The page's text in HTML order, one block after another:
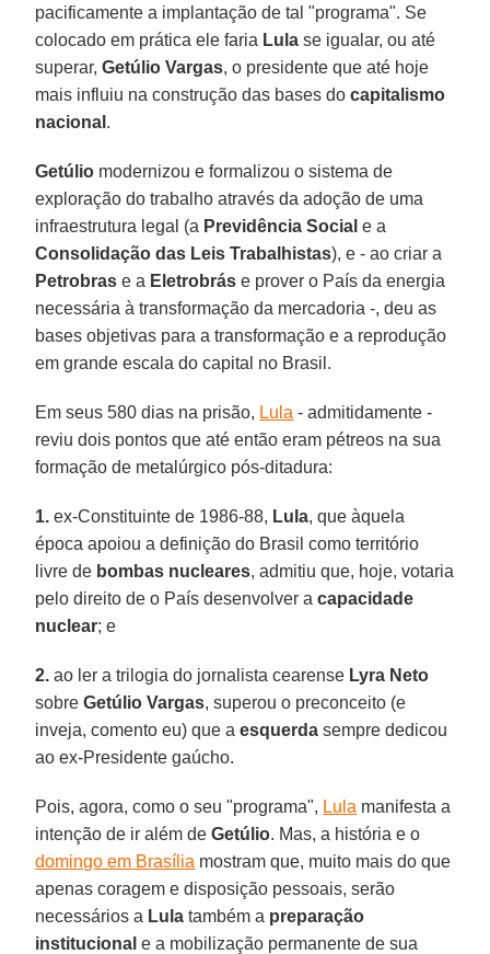
pacificamente a implantação de tal "programa". Se
colocado em prática ele faria Lula se igualar, ou até
superar,Getúlio Vargas, o presidente que até hoje
mais influiu na construção das bases docapitalismo
nacional .
Getúlio modernizou e formalizou o sistema de
exploração do trabalho através da adoção de uma
infraestrutura legal (a Previdência Social e a
Consolidação das Leis Trabalhistas), e - ao criar a
Petrobras e a Eletrobrás e prover o País da energia
necessária à transformação da mercadoria -, deu as
bases objetivas para a transformação e a reprodução
em grande escala do capital no Brasil.
Em seus 580 dias na prisão, Lula - admitidamente -
reviu dois pontos que até então eram pétreos na sua
formação de metalúrgico pós-ditadura:
1. ex-Constituinte de 1986-88, Lula, que àquela
época apoiou a definição do Brasil como território
livre de bombas nucleares, admitiu que, hoje, votaria
pelo direito de o País desenvolver acapacidade
nuclear; e
2. ao ler a trilogia do jornalista cearense Lyra Neto
sobreGetúlio Vargas, superou o preconceito (e
inveja, comento eu) que aesquerda sempre dedicou
ao ex-Presidente gaúcho.
Pois, agora, como o seu "programa", Lula manifesta a
intenção de ir além deGetúlio. Mas, a história e o
domingo em Brasília mostram que, muito mais do que
apenas coragem e disposição pessoais, serão
necessários a Lula também a preparação
institucional e a mobilização permanente de sua